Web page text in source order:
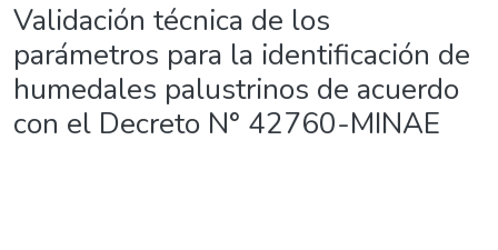
Validación técnica de los
parámetros para la identificación de
humedales palustrinos de acuerdo
con el Decreto N° 42760-MINAE